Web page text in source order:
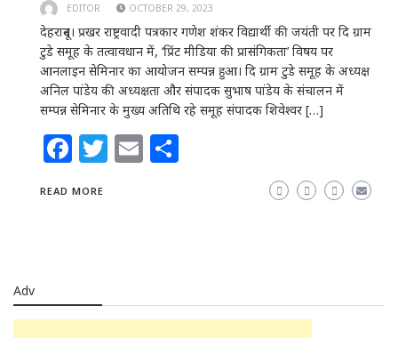
EDITOR OCTOBER 29, 2023
देहरादून। प्रखर राष्ट्रवादी पत्रकार गणेश शंकर विद्यार्थी की जयंती पर दि ग्राम
टुडे समूह के तत्वावधान में, ‘प्रिंट मीडिया की प्रासंगिकता’ विषय पर
आनलाइन सेमिनार का आयोजन सम्पन्न हुआ। दि ग्राम टुडे समूह के अध्यक्ष
अनिल पांडेय की अध्यक्षता और संपादक सुभाष पांडेय के संचालन में
सम्पन्न सेमिनार के मुख्य अतिथि रहे समूह संपादक शिवेश्वर […]
Facebook
Twitter
Email
READ MORE
Adv